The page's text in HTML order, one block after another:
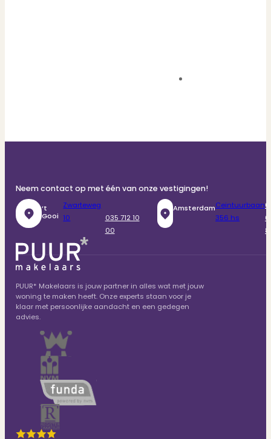
Neem contact op met één van onze vestigingen!
‘t
Gooi
Zwarteweg
10
035 712 10
00
AmsterdamCeintuurbaan
356 hs
PUUR* Makelaars is jouw partner in alles wat met jouw
woning te maken heeft. Onze experts staan voor je
klaar met persoonlijke aandacht en een gedegen
advies.